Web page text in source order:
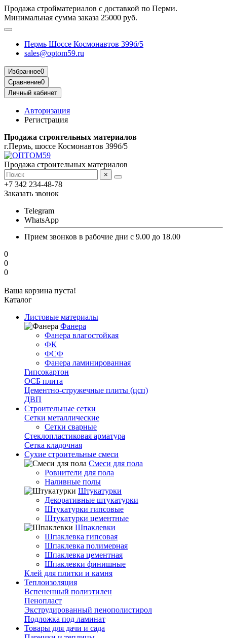
Продажа стройматериалов с доставкой по Перми.
Минимальная сумма заказа 25000 руб.
Пермь Шоссе Космонавтов 399б/5
sales@optom59.ru
Избранное0
Сравнение0
Личный кабинет
Авторизация
Регистрация
Продажа строительных материалов
г.Пермь, шоссе Космонавтов 399б/5
Продажа строительных материалов
×
+7 342 234-48-78
Заказать звонок
Telegram
WhatsApp
Прием звонков в рабочие дни с 9.00 до 18.00
0
0
0
Ваша корзина пуста!
Каталог
Листовые материалы
Фанера
Фанера влагостойкая
ФК
ФСФ
Фанера ламинированная
Гипсокартон
ОСБ плита
Цементно-стружечные плиты (цсп)
ДВП
Строительные сетки
Сетки металлические
Сетки сварные
Стеклопластиковая арматура
Сетка кладочная
Сухие строительные смеси
Смеси для пола
Ровнители для пола
Наливные полы
Штукатурки
Декоративные штукатурки
Штукатурки гипсовые
Штукатурки цементные
Шпаклевки
Шпаклевка гипсовая
Шпаклевка полимерная
Шпаклевка цементная
Шпаклевки финишные
Клей для плитки и камня
Теплоизоляция
Вспененный полиэтилен
Пенопласт
Экструдированный пенополистирол
Подложка под ламинат
Товары для дачи и сада